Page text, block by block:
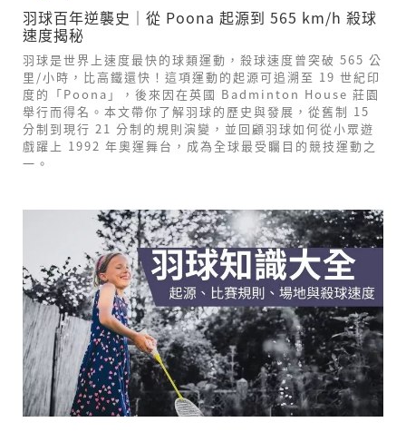
羽球百年逆襲史｜從 Poona 起源到 565 km/h 殺球
速度揭秘
羽球是世界上速度最快的球類運動，殺球速度曾突破 565 公
里/小時，比高鐵還快！這項運動的起源可追溯至 19 世紀印
度的「Poona」，後來因在英國 Badminton House 莊園
舉行而得名。本文帶你了解羽球的歷史與發展，從舊制 15
分制到現行 21 分制的規則演變，並回顧羽球如何從小眾遊
戲躍上 1992 年奧運舞台，成為全球最受矚目的競技運動之
一。